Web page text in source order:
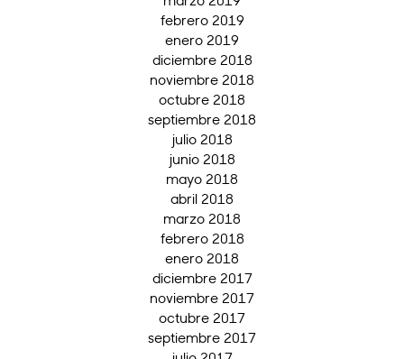
febrero 2019
enero 2019
diciembre 2018
noviembre 2018
octubre 2018
septiembre 2018
julio 2018
junio 2018
mayo 2018
abril 2018
marzo 2018
febrero 2018
enero 2018
diciembre 2017
noviembre 2017
octubre 2017
septiembre 2017